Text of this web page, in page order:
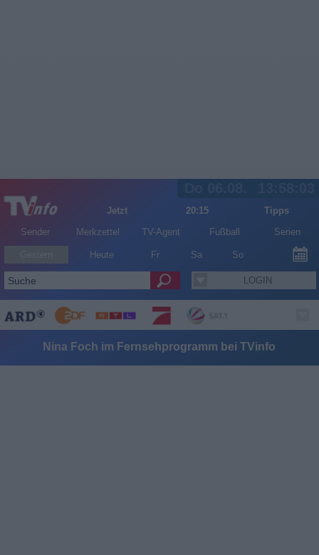
Jetzt 20:15
Tipps
Sender
Merkzettel TV-Agent Fußball Serien
Heute Fr Sa So
LOGIN
Nina Foch im Fernsehprogramm bei TVinfo